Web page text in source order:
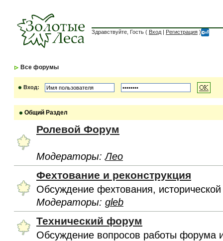
Здравствуйте, Гость ( Вход | Регистрация )
Все форумы
Вход:
Общий Раздел
Ролевой Форум
Модераторы:Лео
Фехтование и реконструкция
Обсуждение фехтования,
Модераторы: gleb
Технический форум
Обсуждение вопросов работы форума